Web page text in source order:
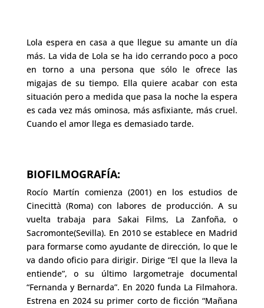
Lola espera en casa a que llegue su amante un día
más. La vida de Lola se ha ido cerrando poco a poco
en torno a una persona que sólo le ofrece las
migajas de su tiempo. Ella quiere acabar con esta
situación pero a medida que pasa la noche la espera
es cada vez más ominosa, más asfixiante, más cruel.
Cuando el amor llega es demasiado tarde.
BIOFILMOGRAFÍA:
Rocío Martín comienza (2001) en los estudios de
Cinecittà (Roma) con labores de producción. A su
vuelta trabaja para Sakai Films, La Zanfoña, o
Sacromonte(Sevilla). En 2010 se establece en Madrid
para formarse como ayudante de dirección, lo que le
va dando oficio para dirigir. Dirige “El que la lleva la
entiende”, o su último largometraje documental
“Fernanda y Bernarda”. En 2020 funda La Filmahora.
Estrena en 2024 su primer corto de ficción “Mañana